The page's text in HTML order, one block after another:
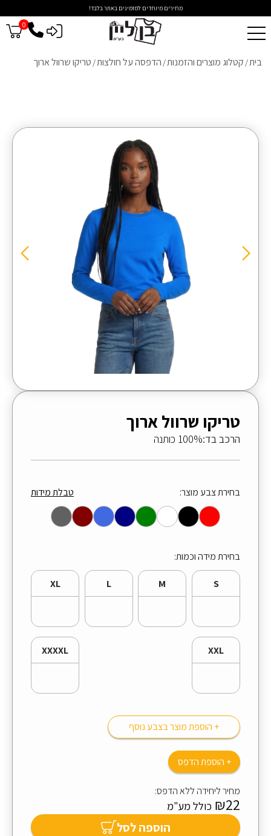
מחירים מיוחדים למזמינים באתר בלבד!
0
כניסה לסיטונאים
בית/ קטלוג מוצרים והזמנות/ הדפסה על חולצות/ טריקו שרוול ארוך
טריקו שרוול ארוך
הרכב בד:100% כותנה
בחירת צבע מוצר: טבלת מידות
בחירת מידה וכמות:
S
M
L
XL
XXL
XXXXL
+ הוספת מוצר בצבע נוסף
+ הוספת הדפס
הוספה לסל
מחיר ליחידה ללא הדפס:
₪22 כולל מע"מ